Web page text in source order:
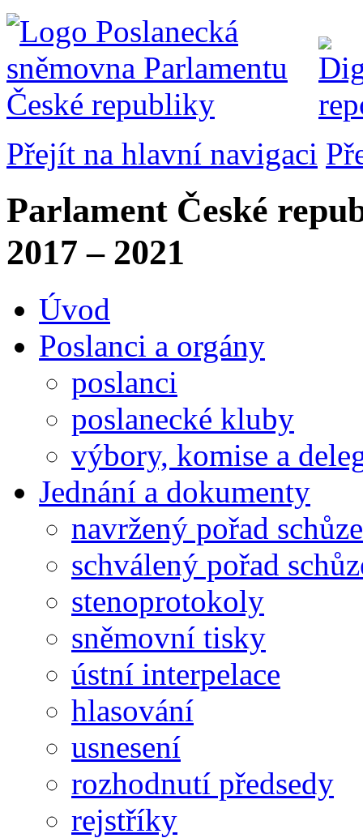
Přejít na hlavní navigaci
Parlament České
2017 – 2021
Úvod
Poslanci a orgány
poslanci
poslanecké kluby
výbory, komise a
Jednání a dokumenty
navržený pořad schůze
schválený pořad
stenoprotokoly
sněmovní tisky
ústní interpelace
hlasování
usnesení
rozhodnutí předsedy
rejstříky